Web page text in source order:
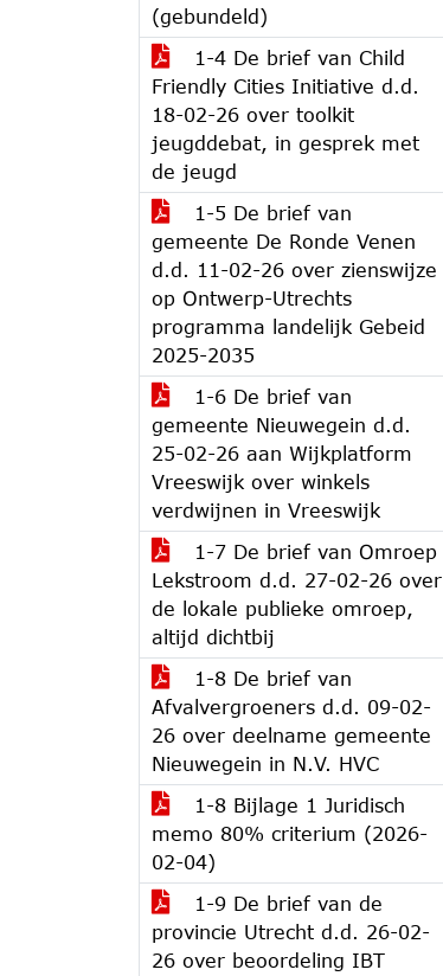
(gebundeld)
1-4 De brief van Child
Friendly Cities Initiative d.d.
18-02-26 over toolkit
jeugddebat, in gesprek met
de jeugd
1-5 De brief van
gemeente De Ronde Venen
d.d. 11-02-26 over zienswijze
op Ontwerp-Utrechts
programma landelijk Gebeid
2025-2035
1-6 De brief van
gemeente Nieuwegein d.d.
25-02-26 aan Wijkplatform
Vreeswijk over winkels
verdwijnen in Vreeswijk
1-7 De brief van Omroep
Lekstroom d.d. 27-02-26 over
de lokale publieke omroep,
altijd dichtbij
1-8 De brief van
Afvalvergroeners d.d. 09-02-
26 over deelname gemeente
Nieuwegein in N.V. HVC
1-8 Bijlage 1 Juridisch
memo 80% criterium (2026-
02-04)
1-9 De brief van de
provincie Utrecht d.d. 26-02-
26 over beoordeling IBT